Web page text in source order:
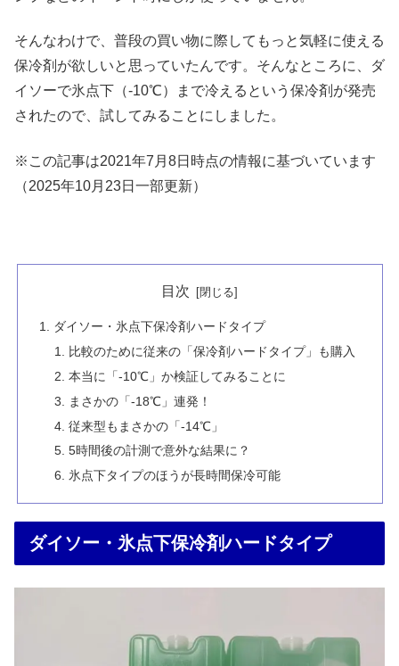
そんなわけで、普段の買い物に際してもっと気軽に使える
保冷剤が欲しいと思っていたんです。そんなところに、ダ
イソーで氷点下（-10℃）まで冷えるという保冷剤が発売
されたので、試してみることにしました。
※この記事は2021年7月8日時点の情報に基づいています
（2025年10月23日一部更新）
目次
ダイソー・氷点下保冷剤ハードタイプ
比較のために従来の「保冷剤ハードタイプ」も購入
本当に「-10℃」か検証してみることに
まさかの「-18℃」連発！
従来型もまさかの「-14℃」
5時間後の計測で意外な結果に？
氷点下タイプのほうが長時間保冷可能
ダイソー・氷点下保冷剤ハードタイプ